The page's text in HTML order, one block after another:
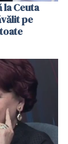
Ceuta
pe